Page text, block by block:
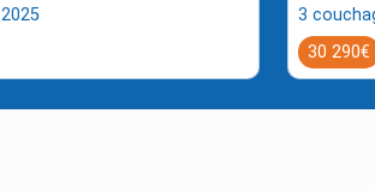
2025
3
30 290€